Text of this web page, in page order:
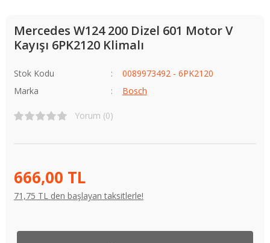
Mercedes W124 200 Dizel 601 Motor V
Kayışı 6PK2120 Klimalı
Stok Kodu
0089973492 - 6PK2120
Marka
Bosch
Yorum (0)
666,00 TL
71,75 TL den başlayan taksitlerle!